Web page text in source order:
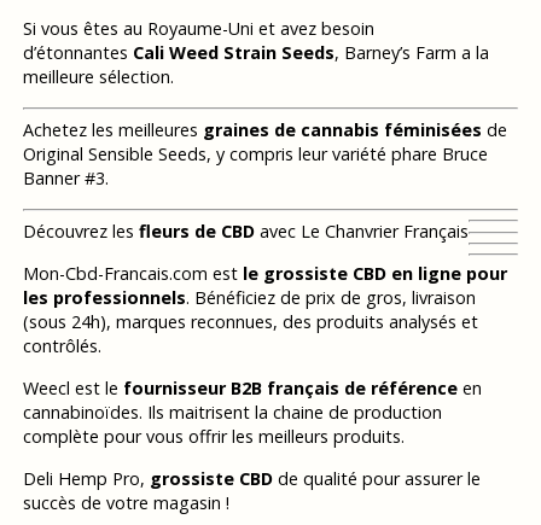
Si vous êtes au Royaume-Uni et avez besoin
d’étonnantes Cali Weed Strain Seeds, Barney’s Farm a la
meilleure sélection.
Achetez les meilleures graines de cannabis féminisées de
Original Sensible Seeds, y compris leur variété phare Bruce
Banner #3.
Découvrez les fleurs de CBDavec Le Chanvrier Français
Mon-Cbd-Francais.com est le grossiste CBD en ligne pour
les professionnels. Bénéficiez de prix de gros, livraison
(sous 24h), marques reconnues, des produits analysés et
contrôlés.
Weecl est le fournisseur B2B français de référenceen
cannabinoïdes. Ils maitrisent la chaine de production
complète pour vous offrir les meilleurs produits.
Deli Hemp Pro, grossiste CBDde qualité pour assurer le
succès de votre magasin !